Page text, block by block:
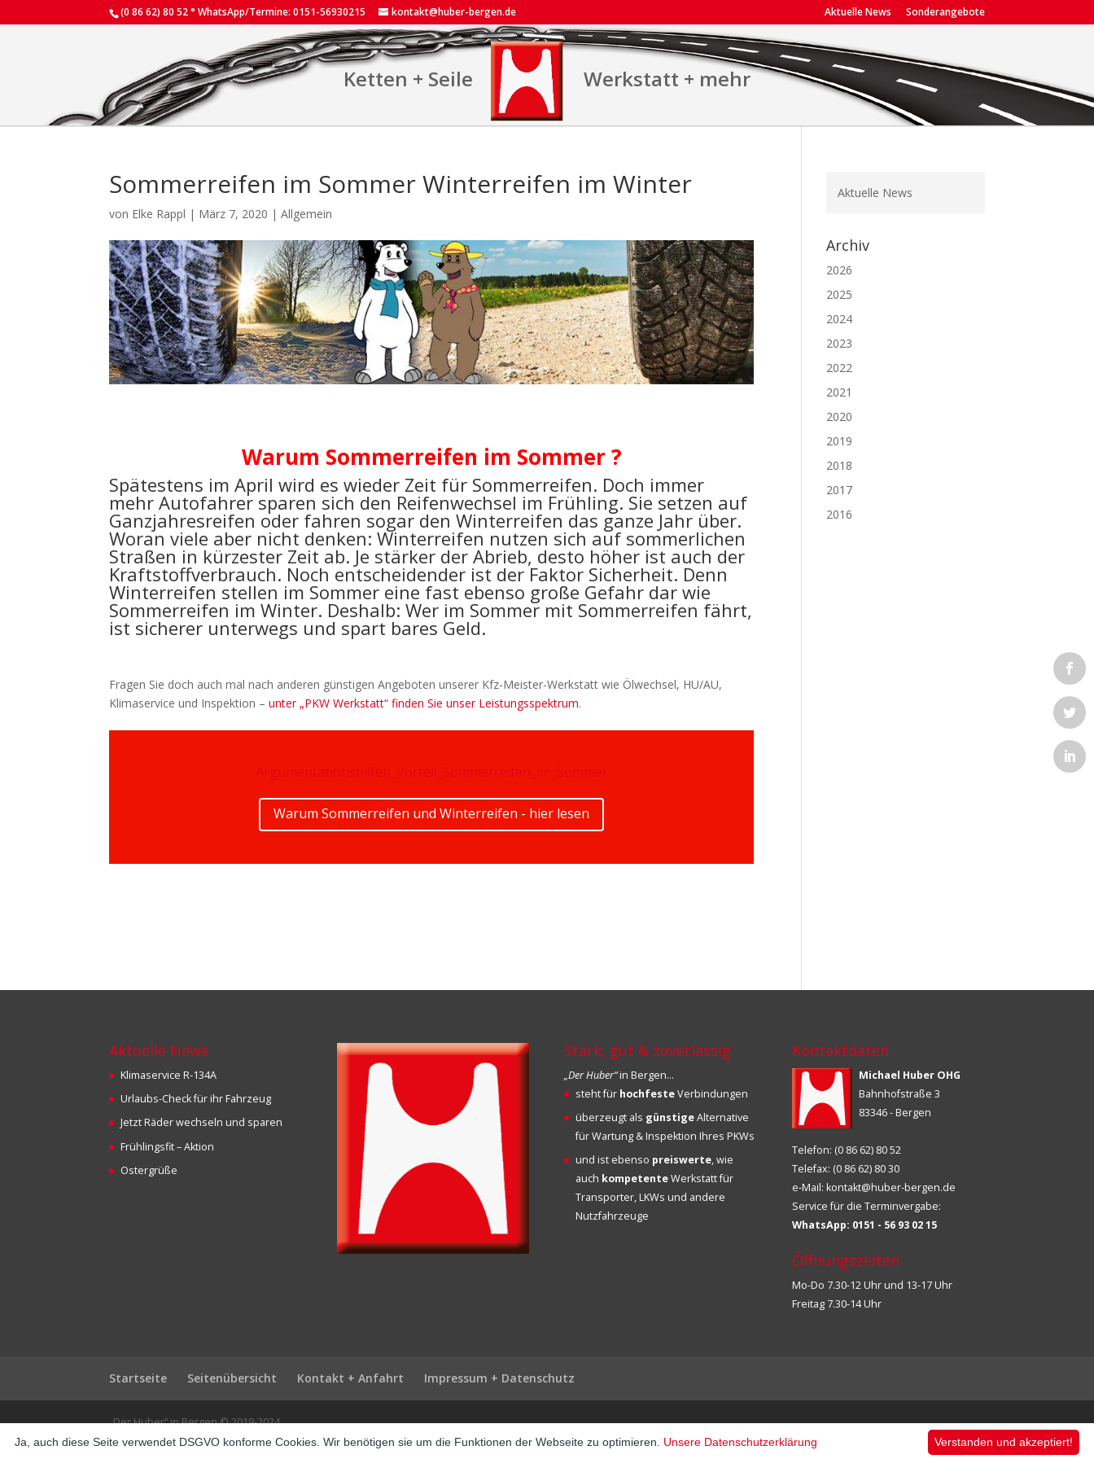
(0 86 62) 80 52 ° WhatsApp/Termine: 0151-56930215 kontakt@huber-bergen.de Aktuelle News Sonderangebote
Ketten + Seile Werkstatt + mehr
Sommerreifen im Sommer Winterreifen im Winter
von Elke Rappl | März 7, 2020 |Allgemein
Warum Sommerreifen im Sommer ?
Spätestens im April wird es wieder Zeit für Sommerreifen. Doch immer
mehr Autofahrer sparen sich den Reifenwechsel im Frühling. Sie setzen auf
Ganzjahresreifen oder fahren sogar den Winterreifen das ganze Jahr über.
Woran viele aber nicht denken: Winterreifen nutzen sich auf sommerlichen
Straßen in kürzester Zeit ab. Je stärker der Abrieb, desto höher ist auch der
Kraftstoffverbrauch. Noch entscheidender ist der Faktor Sicherheit. Denn
Winterreifen stellen im Sommer eine fast ebenso große Gefahr dar wie
Sommerreifen im Winter. Deshalb: Wer im Sommer mit Sommerreifen fährt,
ist sicherer unterwegs und spart bares Geld.
Fragen Sie doch auch mal nach anderen günstigen Angeboten unserer Kfz-Meister-Werkstatt wie Ölwechsel, HU/AU,
Klimaservice und Inspektion –unter „PKW Werkstatt“ finden Sie unser Leistungsspektrum.
Argumentationshilfen_Vorteil_Sommerreifen_im_Sommer
Warum Sommerreifen und Winterreifen - hier lesen
Aktuelle News
Archiv
2026
2025
2024
2023
2022
2021
2020
2019
2018
2017
2016
Aktuelle News
Klimaservice R-134A
Urlaubs-Check für ihr Fahrzeug
Jetzt Räder wechseln und sparen
Frühlingsfit – Aktion
Ostergrüße
Stark, gut & zuverlässig
„Der Huber“in Bergen…
steht für hochfesteVerbindungen
überzeugt als günstigeAlternative
für Wartung & Inspektion Ihres PKWs
und ist ebenso preiswerte, wie
auch kompetenteWerkstatt für
Transporter, LKWs und andere
Nutzfahrzeuge
Kontaktdaten
Michael Huber OHG
Bahnhofstraße 3
83346 - Bergen
Telefon: (0 86 62) 80 52
Telefax: (0 86 62) 80 30
e-Mail: kontakt@huber-bergen.de
Service für die Terminvergabe:
WhatsApp: 0151 - 56 93 02 15
Öffnungszeiten
Mo-Do 7.30-12 Uhr und 13-17 Uhr
Freitag 7.30-14 Uhr
Startseite Seitenübersicht Kontakt + Anfahrt Impressum + Datenschutz
„Der Huber“ in Bergen © 2019-2024
Verstanden und akzeptiert!
Ja, auch diese Seite verwendet DSGVO konforme Cookies. Wir benötigen sie um die Funktionen der Webseite zu optimieren. Unsere Datenschutzerklärung